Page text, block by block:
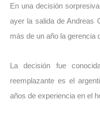
En una decisión
ayer la salida de Andreas
más de un año la gerencia
La decisión fue
reemplazante es el
años de experiencia en el